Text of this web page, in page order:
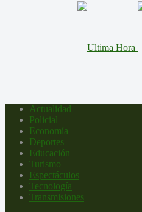
Actualidad
Policial
Economía
Deportes
Educación
Turismo
Espectáculos
Tecnología
Transmisiones